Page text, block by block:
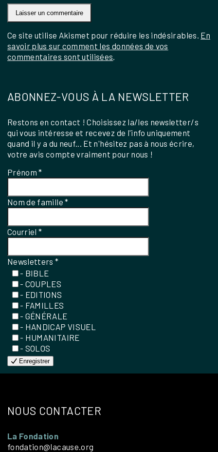
Ce site utilise Akismet pour réduire les indésirables. En
savoir plus sur comment les données de vos
commentaires sont utilisées
ABONNEZ-VOUS À LA NEWSLETTER
Restons en contact ! Choisissez la/les newsletter/s
qui vous intéresse et recevez de l'info uniquement
quand il y a du neuf... Et n'hésitez pas à nous écrire,
votre avis compte vraiment pour nous !
Prénom*
Nom de famille*
Courriel*
Newsletters*
- BIBLE
- COUPLES
- EDITIONS
- FAMILLES
- GÉNÉRALE
- HANDICAP VISUEL
- HUMANITAIRE
- SOLOS
Enregistrer
NOUS CONTACTER
La Fondation
fondation@lacause.org